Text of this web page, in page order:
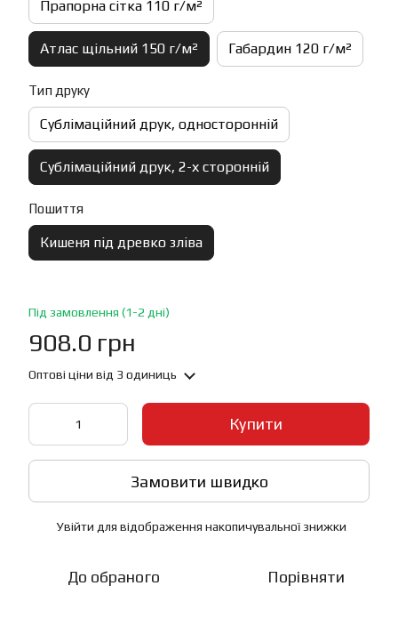
Прапорна сітка 110 г/м²
Атлас щільний 150 г/м² Габардин 120 г/м²
Тип друку
Сублімаційний друк, односторонній
Сублімаційний друк, 2-х сторонній
Пошиття
Кишеня під древко зліва
Під замовлення (1-2 дні)
908.0 грн
Оптові ціни від 3 одиниць
Купити
Замовити швидко
Увійти для відображення накопичувальної знижки
До обраного Порівняти